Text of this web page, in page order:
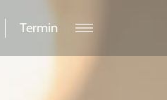
Termin